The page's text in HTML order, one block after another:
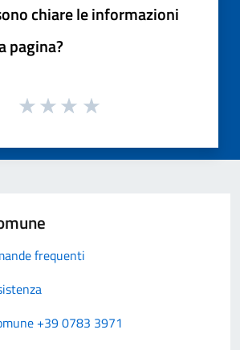
chiare le informazioni
pagina?
frequenti
+39 0783 3971